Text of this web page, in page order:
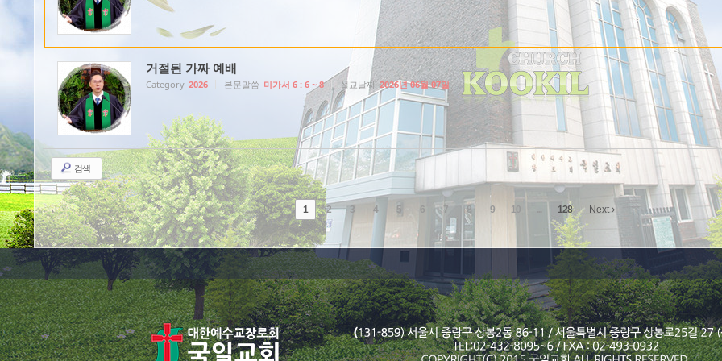
거절된 가짜 예배
Category 2026 본문말씀 미가서 6 : 6 ~ 8 설교날짜 2026년 06월 07일
검색
Prev 1 2 3 4 5 6 7 8 9 10 128 Next